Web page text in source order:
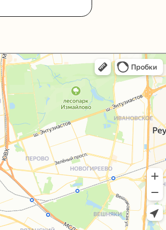
help@upakovali.online